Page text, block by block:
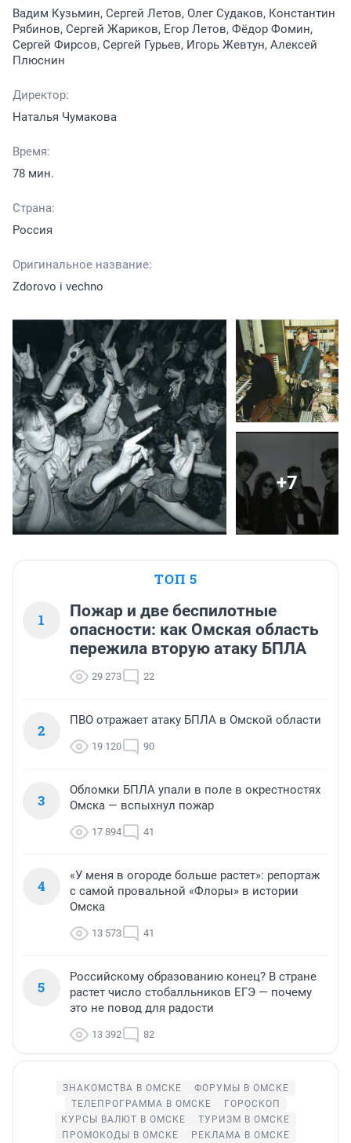
Вадим Кузьмин, Сергей Летов, Олег Судаков, Константин
Рябинов, Сергей Жариков, Егор Летов, Фёдор Фомин,
Сергей Фирсов, Сергей Гурьев, Игорь Жевтун, Алексей
Плюснин
Директор:
Наталья Чумакова
Время:
78 мин.
Страна:
Россия
Оригинальное название:
Zdorovo i vechno
+7
ТОП 5
1
Пожар и две беспилотные
опасности: как Омская область
пережила вторую атаку БПЛА
29 273 22
2
ПВО отражает атаку БПЛА в Омской области
19 120 90
3
Обломки БПЛА упали в поле в окрестностях
Омска — вспыхнул пожар
17 894 41
4
«У меня в огороде больше растет»: репортаж
с самой провальной «Флоры» в истории
Омска
13 573 41
5
Российскому образованию конец? В стране
растет число стобалльников ЕГЭ — почему
это не повод для радости
13 392 82
ЗНАКОМСТВА В ОМСКЕ
ФОРУМЫ В ОМСКЕ
ТЕЛЕПРОГРАММА В ОМСКЕ
ГОРОСКОП
КУРСЫ ВАЛЮТ В ОМСКЕ
ТУРИЗМ В ОМСКЕ
ПРОМОКОДЫ В ОМСКЕ
РЕКЛАМА В ОМСКЕ